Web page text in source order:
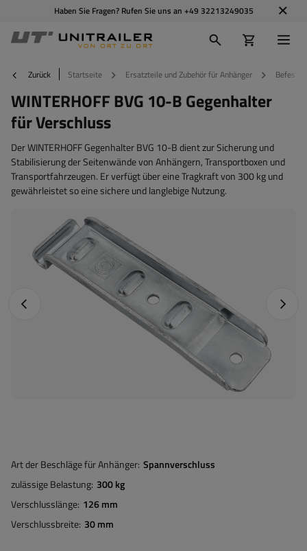
Haben Sie Fragen? Rufen Sie uns an +49 32213249035
Zurück Startseite Ersatzteile und Zubehör für Anhänger
WINTERHOFF BVG 10-B Gegenhalter
für Verschluss
Der WINTERHOFF Gegenhalter BVG 10-B dient zur Sicherung und
Stabilisierung der Seitenwände von Anhängern, Transportboxen und
Transportfahrzeugen. Er verfügt über eine Tragkraft von 300 kg und
gewährleistet so eine sichere und langlebige Nutzung.
Vorheriges Foto
Art der Beschläge für Anhänger Spannverschluss
zulässige Belastung 300 kg
Verschlusslänge 126 mm
Verschlussbreite 30 mm